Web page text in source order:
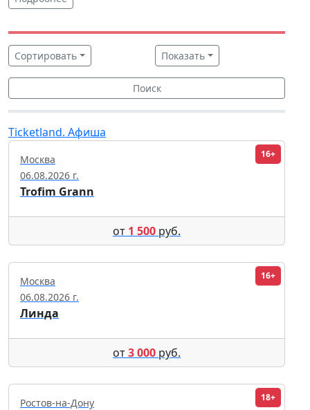
Сортировать Показать
Поиск
Ticketland. Афиша
16+
Москва
06.08.2026 г.
Trofim Grann
от 1 500 руб.
16+
Москва
06.08.2026 г.
Линда
от3 000 руб.
18+
Ростов-на-Дону